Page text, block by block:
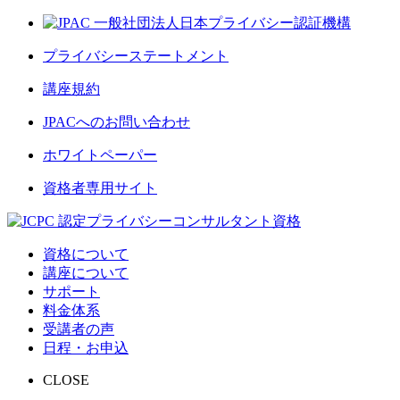
プライバシーステートメント
講座規約
JPACへのお問い合わせ
ホワイトペーパー
資格者専用サイト
資格について
講座について
サポート
料金体系
受講者の声
日程・お申込
CLOSE